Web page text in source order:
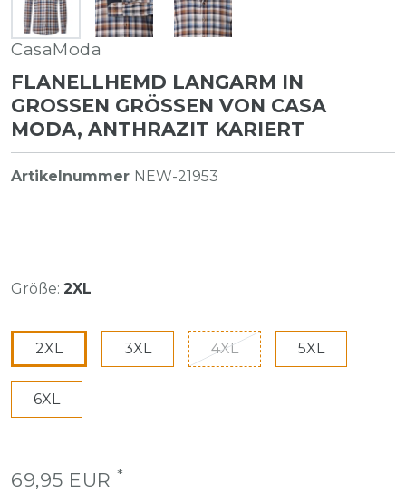
CasaModa
FLANELLHEMD LANGARM IN
GROSSEN GRÖSSEN VON CASA MO
DA, ANTHRAZIT KARIERT
Artikelnummer NEW-21953
Größe: 2XL
2XL 3XL 4XL 5XL
6XL
69,95 EUR *